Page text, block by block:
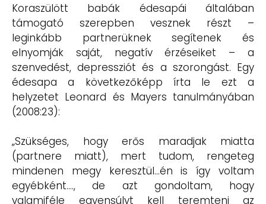
Koraszülött babák édesapái általában
támogató szerepben vesznek részt –
leginkább partnerüknek segítenek és
elnyomják saját, negatív érzéseiket – a
szenvedést, depressziót és a szorongást. Egy
édesapa a következőképp írta le ezt a
helyzetet Leonard és Mayers tanulmányában
(2008:23):
„Szükséges, hogy erős maradjak miatta
(partnere miatt), mert tudom, rengeteg
mindenen megy keresztül…én is így voltam
egyébként…., de azt gondoltam, hogy
valamiféle egyensúlyt kell teremteni az